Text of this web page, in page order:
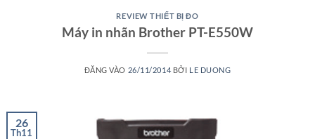
REVIEW THIẾT BỊ ĐO
Máy in nhãn Brother PT-E550W
ĐĂNG VÀO 26/11/2014 BỞI LE DUONG
26
Th11